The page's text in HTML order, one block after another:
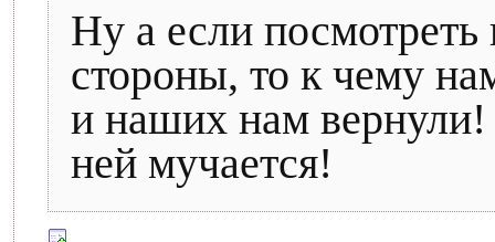
Ну а если посмотреть
стороны, то к чему
и наших нам
ней мучается!